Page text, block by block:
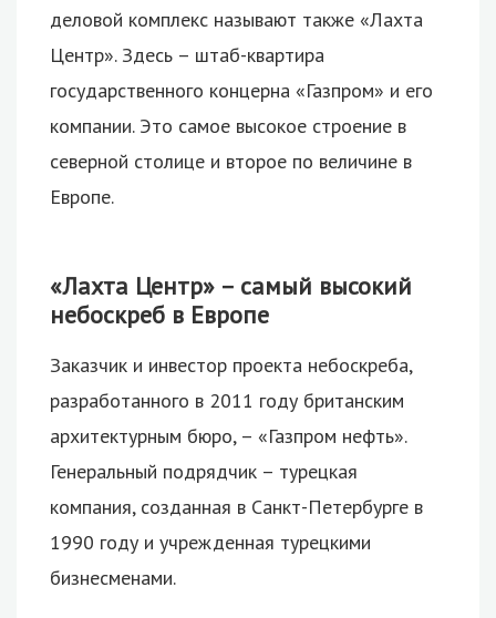
деловой комплекс называют также «Лахта
Центр».Здесь – штаб-квартира
государственного концерна «Газпром» и его
компании. Это самое высокое строение в
северной столице и второе по величине в
Европе.
«Лахта Центр» – самый высокий
небоскреб в Европе
Заказчик и инвестор проекта небоскреба,
разработанного в 2011 году британским
архитектурным бюро, – «Газпром нефть».
Генеральный подрядчик – турецкая
компания, созданная в Санкт-Петербурге в
1990 году и учрежденная турецкими
бизнесменами.